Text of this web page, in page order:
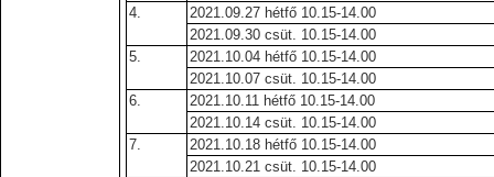
4.
2021.09.27 hétfő 10.15-14.00
2021.09.30 csüt. 10.15-14.00
5.
2021.10.04 hétfő 10.15-14.00
2021.10.07 csüt. 10.15-14.00
6.
2021.10.11 hétfő 10.15-14.00
2021.10.14 csüt. 10.15-14.00
7.
2021.10.18 hétfő 10.15-14.00
2021.10.21 csüt. 10.15-14.00